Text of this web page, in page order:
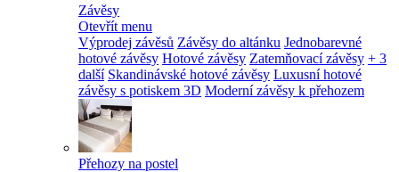
Závěsy
Otevřít menu
Výprodej závěsů Závěsy do altánku Jednobarevné
hotové závěsy Hotové závěsy Zatemňovací závěsy + 3
další Skandinávské hotové závěsy Luxusní hotové
závěsy s potiskem 3D Moderní závěsy k přehozem
Přehozy na postel